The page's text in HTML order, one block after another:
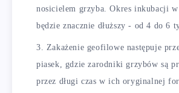
nosicielem grzyba. Okres inkubacji
będzie znacznie dłuższy - od 4 do 6
Zakażenie geofilowe następuje
piasek, gdzie zarodniki grzybów są
przez długi czas w ich oryginalnej